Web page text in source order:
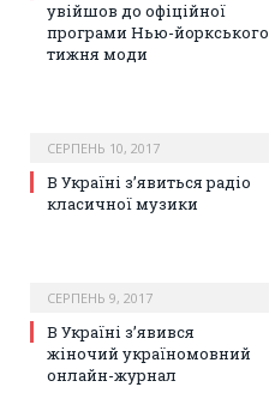
увійшов до офіційної
програми Нью-йоркського
тижня моди
СЕРПЕНЬ 10, 2017
В Україні з’явиться радіо
класичної музики
СЕРПЕНЬ 9, 2017
В Україні з’явився
жіночий україномовний
онлайн-журнал